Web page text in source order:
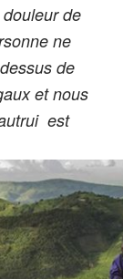
de
ne
de
et nous
est